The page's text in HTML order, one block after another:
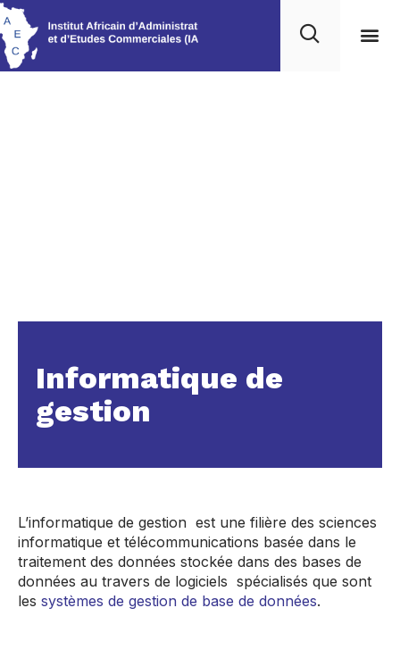
Informatique de
gestion
L’informatique de gestion est une filière des sciences
informatique et télécommunications basée dans le
traitement des données stockée dans des bases de
données au travers de logiciels spécialisés que sont
les systèmes de gestion de base de données.